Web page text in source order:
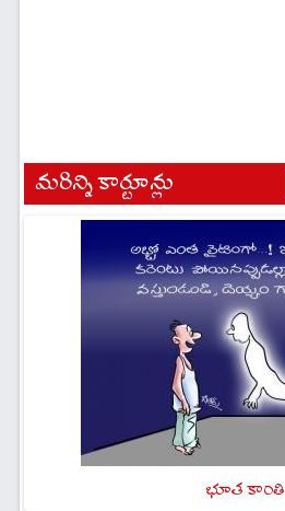
మరిన్ని కార్టూన్లు
భూత కాంతి